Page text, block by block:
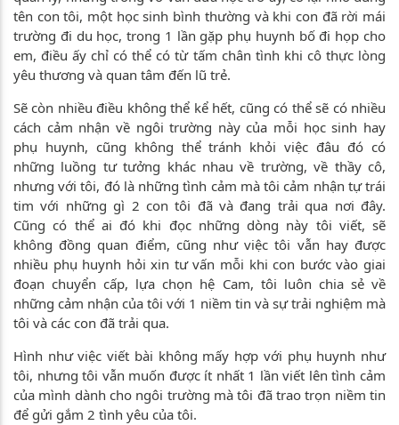
tên con tôi, một học sinh bình thường và khi con đã rời mái
trường đi du học, trong 1 lần gặp phụ huynh bố đi họp cho
em, điều ấy chỉ có thể có từ tấm chân tình khi cô thực lòng
yêu thương và quan tâm đến lũ trẻ.
Sẽ còn nhiều điều không thể kể hết, cũng có thể sẽ có nhiều
cách cảm nhận về ngôi trường này của mỗi học sinh hay
phụ huynh, cũng không thể tránh khỏi việc đâu đó có
những luồng tư tưởng khác nhau về trường, về thầy cô,
nhưng với tôi, đó là những tình cảm mà tôi cảm nhận tự trái
tim với những gì 2 con tôi đã và đang trải qua nơi đây.
Cũng có thể ai đó khi đọc những dòng này tôi viết, sẽ
không đồng quan điểm, cũng như việc tôi vẫn hay được
nhiều phụ huynh hỏi xin tư vấn mỗi khi con bước vào giai
đoạn chuyển cấp, lựa chọn hệ Cam, tôi luôn chia sẻ về
những cảm nhận của tôi với 1 niềm tin và sự trải nghiệm mà
tôi và các con đã trải qua.
Hình như việc viết bài không mấy hợp với phụ huynh như
tôi, nhưng tôi vẫn muốn được ít nhất 1 lần viết lên tình cảm
của mình dành cho ngôi trường mà tôi đã trao trọn niềm tin
để gửi gắm 2 tình yêu của tôi.